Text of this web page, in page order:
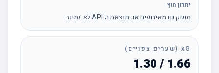
יתרון חוץ
מופק גם מאירועים אם תוצאת ה־API לא זמינה
xG (שערים צפויים)
1.66 / 1.30